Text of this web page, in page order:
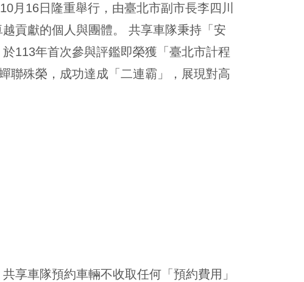
月16日隆重舉行，由臺北市副市長李四川
貢獻的個人與團體。 共享車隊秉持「安
113年首次參與評鑑即榮獲「臺北市計程
聯殊榮，成功達成「二連霸」，展現對高
享車隊預約車輛不收取任何「預約費用」